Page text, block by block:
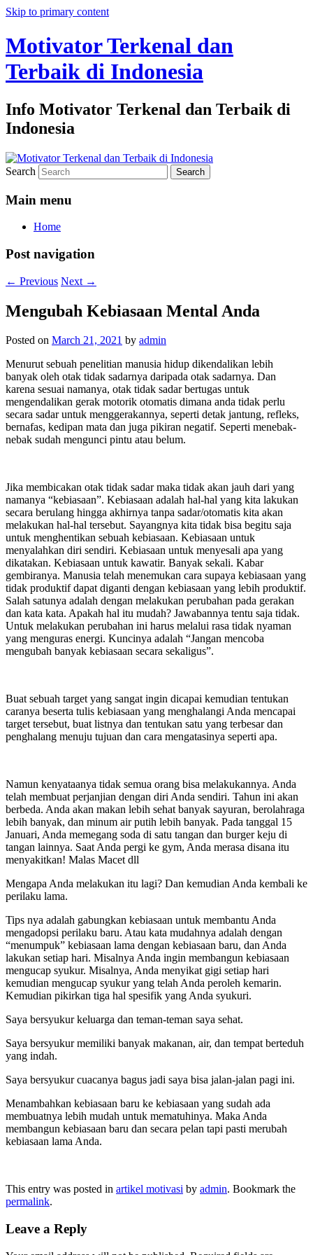
Skip to primary content
Motivator Terkenal dan
Terbaik di Indonesia
Info Motivator Terkenal dan Terbaik di
Indonesia
Search
Main menu
Home
Post navigation
← Previous Next →
Mengubah Kebiasaan Mental Anda
Posted on March 21, 2021 by admin
Menurut sebuah penelitian manusia hidup dikendalikan lebih
banyak oleh otak tidak sadarnya daripada otak sadarnya. Dan
karena sesuai namanya, otak tidak sadar bertugas untuk
mengendalikan gerak motorik otomatis dimana anda tidak perlu
secara sadar untuk menggerakannya, seperti detak jantung, refleks,
bernafas, kedipan mata dan juga pikiran negatif. Seperti menebak-
nebak sudah mengunci pintu atau belum.
Jika membicakan otak tidak sadar maka tidak akan jauh dari yang
namanya “kebiasaan”. Kebiasaan adalah hal-hal yang kita lakukan
secara berulang hingga akhirnya tanpa sadar/otomatis kita akan
melakukan hal-hal tersebut. Sayangnya kita tidak bisa begitu saja
untuk menghentikan sebuah kebiasaan. Kebiasaan untuk
menyalahkan diri sendiri. Kebiasaan untuk menyesali apa yang
dikatakan. Kebiasaan untuk kawatir. Banyak sekali. Kabar
gembiranya. Manusia telah menemukan cara supaya kebiasaan yang
tidak produktif dapat diganti dengan kebiasaan yang lebih produktif.
Salah satunya adalah dengan melakukan perubahan pada gerakan
dan kata kata. Apakah hal itu mudah? Jawabannya tentu saja tidak.
Untuk melakukan perubahan ini harus melalui rasa tidak nyaman
yang menguras energi. Kuncinya adalah “Jangan mencoba
mengubah banyak kebiasaan secara sekaligus”.
Buat sebuah target yang sangat ingin dicapai kemudian tentukan
caranya beserta tulis kebiasaan yang menghalangi Anda mencapai
target tersebut, buat listnya dan tentukan satu yang terbesar dan
penghalang menuju tujuan dan cara mengatasinya seperti apa.
Namun kenyataanya tidak semua orang bisa melakukannya. Anda
telah membuat perjanjian dengan diri Anda sendiri. Tahun ini akan
berbeda. Anda akan makan lebih sehat banyak sayuran, berolahraga
lebih banyak, dan minum air putih lebih banyak. Pada tanggal 15
Januari, Anda memegang soda di satu tangan dan burger keju di
tangan lainnya. Saat Anda pergi ke gym, Anda merasa disana itu
menyakitkan! Malas Macet dll
Mengapa Anda melakukan itu lagi? Dan kemudian Anda kembali ke
perilaku lama.
Tips nya adalah gabungkan kebiasaan untuk membantu Anda
mengadopsi perilaku baru. Atau kata mudahnya adalah dengan
“menumpuk” kebiasaan lama dengan kebiasaan baru, dan Anda
lakukan setiap hari. Misalnya Anda ingin membangun kebiasaan
mengucap syukur. Misalnya, Anda menyikat gigi setiap hari
kemudian mengucap syukur yang telah Anda peroleh kemarin.
Kemudian pikirkan tiga hal spesifik yang Anda syukuri.
Saya bersyukur keluarga dan teman-teman saya sehat.
Saya bersyukur memiliki banyak makanan, air, dan tempat berteduh
yang indah.
Saya bersyukur cuacanya bagus jadi saya bisa jalan-jalan pagi ini.
Menambahkan kebiasaan baru ke kebiasaan yang sudah ada
membuatnya lebih mudah untuk mematuhinya. Maka Anda
membangun kebiasaan baru dan secara pelan tapi pasti merubah
kebiasaan lama Anda.
This entry was posted in artikel motivasi by admin. Bookmark the
permalink.
Leave a Reply